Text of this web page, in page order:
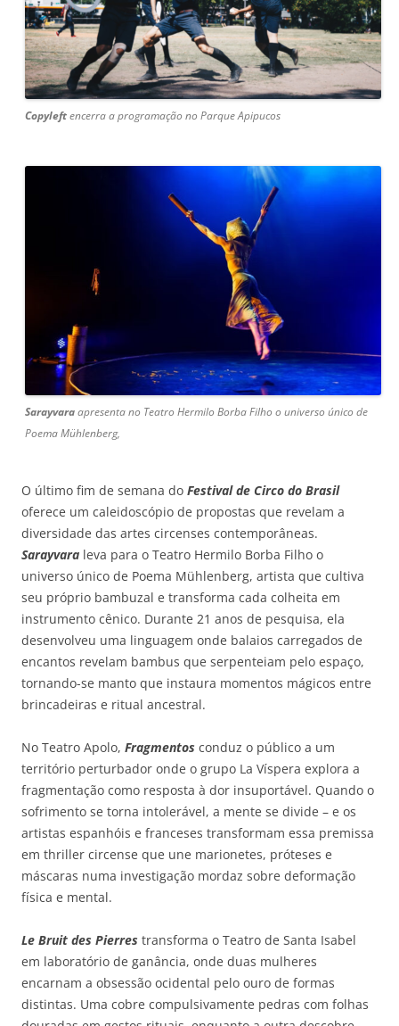
Copyleftencerra a programação no Parque Apipucos
Sarayvaraapresenta no Teatro Hermilo Borba Filho o universo único de
Poema Mühlenberg,
O último fim de semana do Festival de Circo do Brasil
oferece um caleidoscópio de propostas que revelam a
diversidade das artes circenses contemporâneas.
Sarayvara leva para o Teatro Hermilo Borba Filho o
universo único de Poema Mühlenberg, artista que cultiva
seu próprio bambuzal e transforma cada colheita em
instrumento cênico. Durante 21 anos de pesquisa, ela
desenvolveu uma linguagem onde balaios carregados de
encantos revelam bambus que serpenteiam pelo espaço,
tornando-se manto que instaura momentos mágicos entre
brincadeiras e ritual ancestral.
No Teatro Apolo, Fragmentos conduz o público a um
território perturbador onde o grupo La Víspera explora a
fragmentação como resposta à dor insuportável. Quando o
sofrimento se torna intolerável, a mente se divide – e os
artistas espanhóis e franceses transformam essa premissa
em thriller circense que une marionetes, próteses e
máscaras numa investigação mordaz sobre deformação
física e mental.
Le Bruit des Pierres transforma o Teatro de Santa Isabel
em laboratório de ganância, onde duas mulheres
encarnam a obsessão ocidental pelo ouro de formas
distintas. Uma cobre compulsivamente pedras com folhas